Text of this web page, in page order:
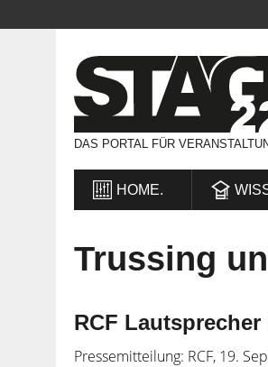
DAS PORTAL FÜR
HOME.
Trussing
RCF
Pressemitteilung: RCF, 19.